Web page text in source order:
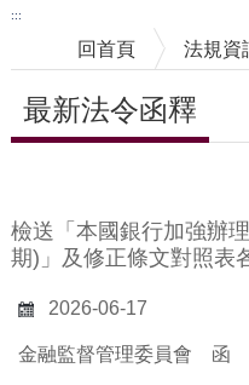
:::
回首頁 法規資
最新法令函釋
檢送「本國銀行加強辦
期)」及修正條文對照表
2026-06-17
金融監督管理委員會 函